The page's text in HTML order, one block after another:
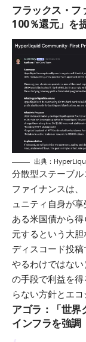
フラックス・フ
100％還元」を
出典：
分散型ステーブル
ファイナンスは
ュニティ自身が
ある米国債から
元するという大胆
ディスコード投
やるわけではな
の手段で利益を
らない方針とエ
アゴラ：「世界
インフラを強調